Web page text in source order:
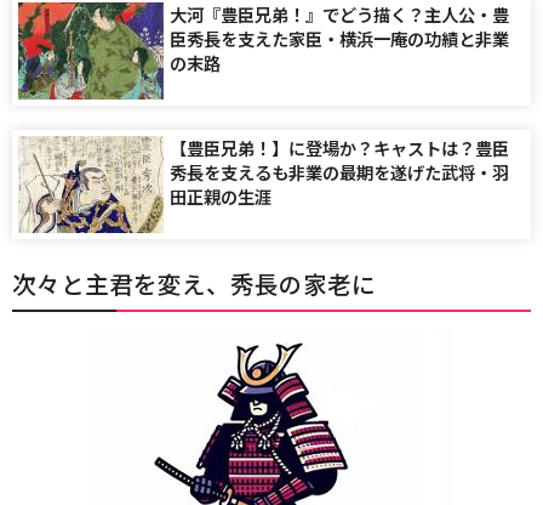
大河『豊臣兄弟！』でどう描く？主人公・豊
臣秀長を支えた家臣・横浜一庵の功績と非業
の末路
【豊臣兄弟！】に登場か？キャストは？豊臣
秀長を支えるも非業の最期を遂げた武将・羽
田正親の生涯
次々と主君を変え、秀長の家老に